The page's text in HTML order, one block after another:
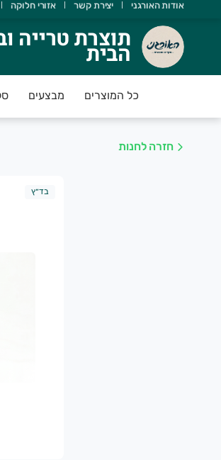
תוצרת טרייה ובריאה עד
האורגני מטפח מעגל חקלאים וצרכנים
אודות האורגני יצירת קשר אזורי חלוקה
תוצרת טרייה
הבית
כל המוצרים מבצעים
חזרה לחנות
בד״ץ